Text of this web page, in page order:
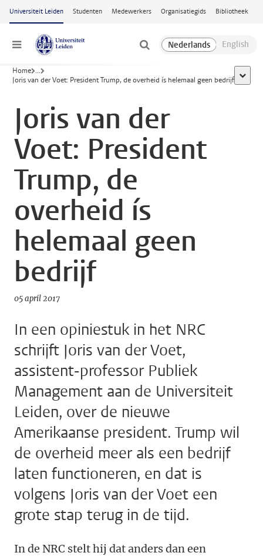
Ga naar hoofdinhoud
Universiteit Leiden Studenten Medewerkers Organisatiegids Bibliotheek
Menu
Home ...
Joris van der Voet: President Trump, de overheid ís helemaal geen bedrijf toon
Joris van der
Voet: President
Trump, de
overheid ís
helemaal geen
bedrijf
05 april 2017
In een opiniestuk in het NRC
schrijft Joris van der Voet,
assistent-professor Publiek
Management aan de Universiteit
Leiden, over de nieuwe
Amerikaanse president. Trump wil
de overheid meer als een bedrijf
laten functioneren, en dat is
volgens Joris van der Voet een
grote stap terug in de tijd.
In de NRC stelt hij dat anders dan een